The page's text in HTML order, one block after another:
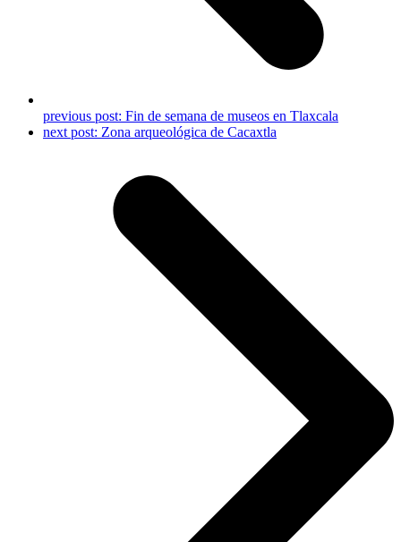
previous post: Fin de semana de museos en Tlaxcala
next post: Zona arqueológica de Cacaxtla